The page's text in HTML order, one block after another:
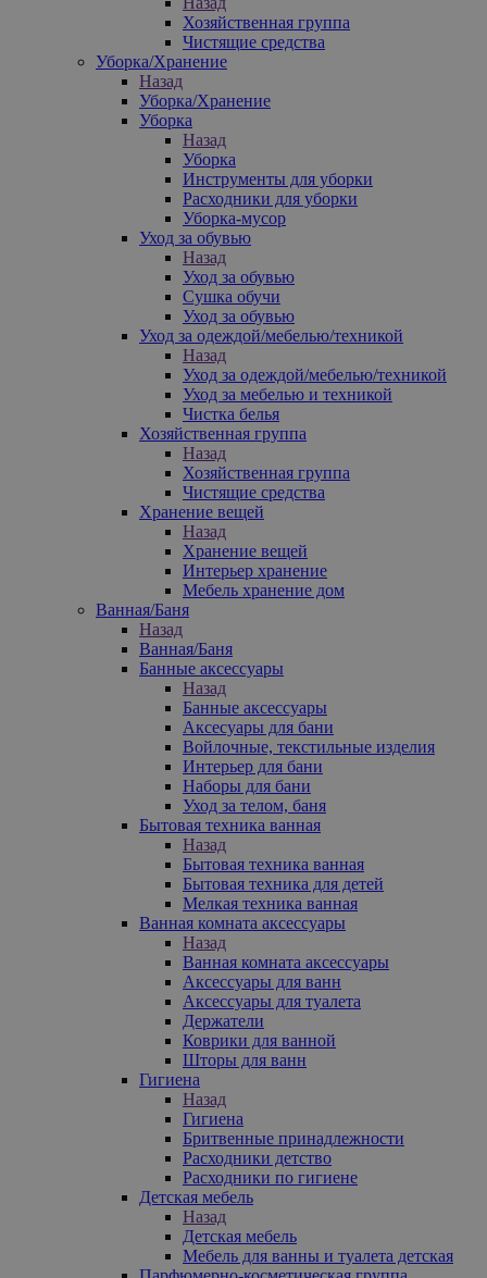
Хозяйственная группа
Чистящие средства
Уборка/Хранение
Назад
Уборка/Хранение
Уборка
Назад
Уборка
Инструменты для уборки
Расходники для уборки
Уборка-мусор
Уход за обувью
Назад
Уход за обувью
Сушка обучи
Уход за обувью
Уход за одеждой/мебелью/техникой
Назад
Уход за одеждой/мебелью/техникой
Уход за мебелью и техникой
Чистка белья
Хозяйственная группа
Назад
Хозяйственная группа
Чистящие средства
Хранение вещей
Назад
Хранение вещей
Интерьер хранение
Мебель хранение дом
Ванная/Баня
Назад
Ванная/Баня
Банные аксессуары
Назад
Банные аксессуары
Аксесуары для бани
Войлочные, текстильные изделия
Интерьер для бани
Наборы для бани
Уход за телом, баня
Бытовая техника ванная
Назад
Бытовая техника ванная
Бытовая техника для детей
Мелкая техника ванная
Ванная комната аксессуары
Назад
Ванная комната аксессуары
Аксессуары для ванн
Аксессуары для туалета
Держатели
Коврики для ванной
Шторы для ванн
Гигиена
Назад
Гигиена
Бритвенные принадлежности
Расходники детство
Расходники по гигиене
Детская мебель
Назад
Детская мебель
Мебель для ванны и туалета детская